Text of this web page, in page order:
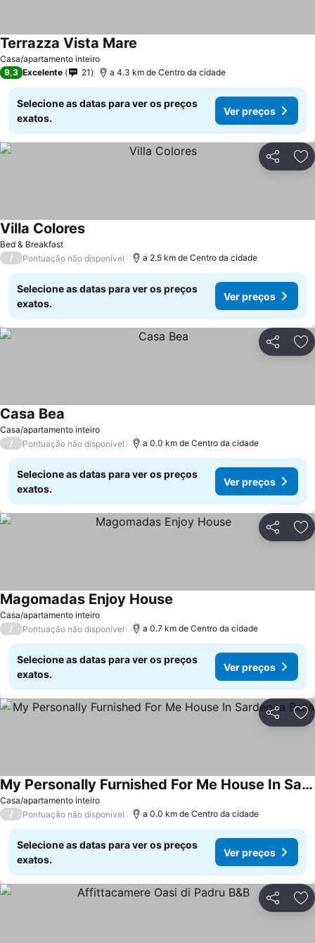
Casa/apartamento inteiro
Terrazza Vista Mare
9,3 Excelente 21 a 4.3 km de Centro da cidade
Selecione as datas para ver os preços
exatos.
Ver preços
Partilhar
Bed & Breakfast
Villa Colores
/ Pontuação não disponível a 2.5 km de Centro da cidade
Selecione as datas para ver os preços
exatos.
Ver preços
Partilhar
Casa/apartamento inteiro
Casa Bea
/ Pontuação não disponível a 0.0 km de Centro da cidade
Selecione as datas para ver os preços
exatos.
Ver preços
Partilhar
Casa/apartamento inteiro
Magomadas Enjoy House
/ Pontuação não disponível a 0.7 km de Centro da cidade
Selecione as datas para ver os preços
exatos.
Ver preços
Partilhar
Casa/apartamento inteiro
My Personally Furnished For Me House In Sardegna Bella
/ Pontuação não disponível a 0.0 km de Centro da cidade
Selecione as datas para ver os preços
exatos.
Ver preços
Partilhar